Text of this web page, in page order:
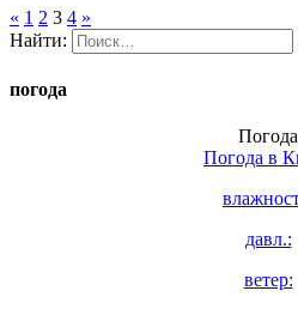
« 1 2 3 4 »
Найти:
погода
Погода
Погода в
давл.:
ветер: